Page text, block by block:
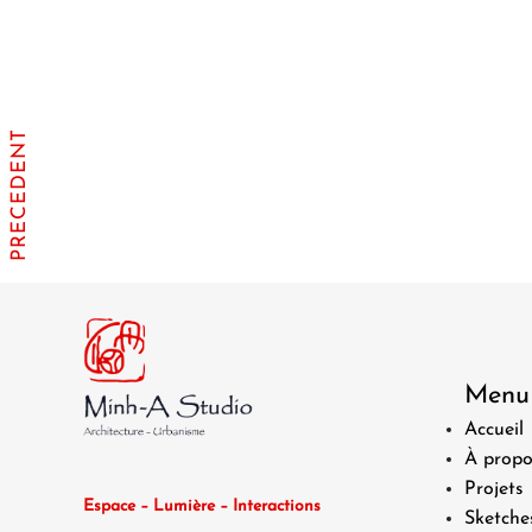
PRECEDENT
Espace – Lumière – Interactions
Menu
Accueil
À
Projets